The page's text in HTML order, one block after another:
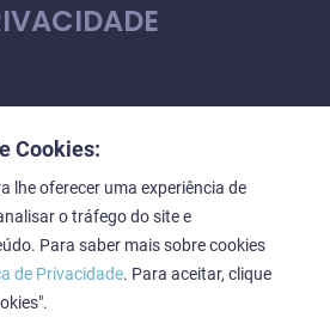
CONOSCO
Todos os direitos reservados
Cookies:
lhe oferecer uma experiência de
o tráfego do site e
Para saber mais sobre cookies
de Privacidade. Para aceitar, clique